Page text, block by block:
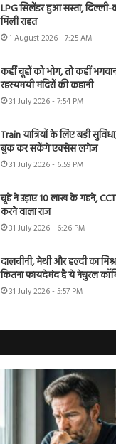
LPG सिलेंडर हुआ सस्ता,
मिली राहत
1 August 2026 - 7:25 AM
कहीं चूहों को भोग, तो कहीं
रहस्यमयी मंदिरों की कहानी
31 July 2026 - 7:54 PM
Train यात्रियों के लिए बड़ी
बुक कर सकेंगे एक्सेस लगेज
31 July 2026 - 6:59 PM
चूहे ने उड़ाए 10 लाख के गहने,
करने वाला राज
31 July 2026 - 6:26 PM
दालचीनी, मेथी और हल्दी का
कितना फायदेमंद है ये नेचुरल
31 July 2026 - 5:57 PM